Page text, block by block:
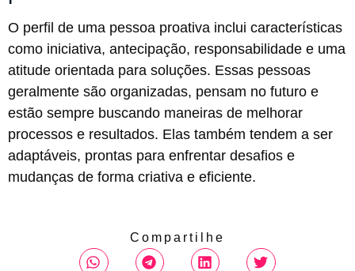
O perfil de uma pessoa proativa inclui características
como iniciativa, antecipação, responsabilidade e uma
atitude orientada para soluções. Essas pessoas
geralmente são organizadas, pensam no futuro e
estão sempre buscando maneiras de melhorar
processos e resultados. Elas também tendem a ser
adaptáveis, prontas para enfrentar desafios e
mudanças de forma criativa e eficiente.
Compartilhe